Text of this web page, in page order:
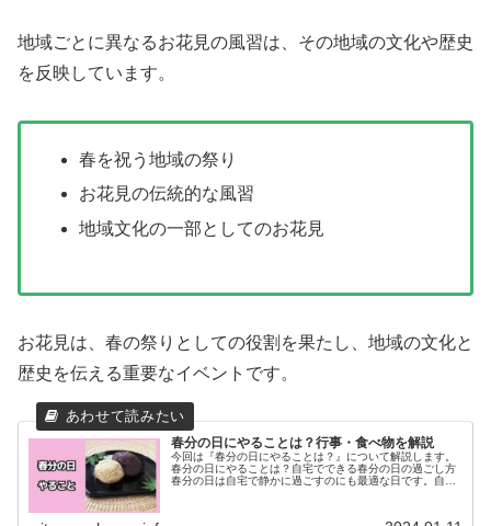
地域ごとに異なるお花見の風習は、その地域の文化や歴史
を反映しています。
春を祝う地域の祭り
お花見の伝統的な風習
地域文化の一部としてのお花見
お花見は、春の祭りとしての役割を果たし、地域の文化と
歴史を伝える重要なイベントです。
春分の日にやることは？行事・食べ物を解説
今回は『春分の日にやることは？』について解説します。
春分の日にやることは？自宅でできる春分の日の過ごし方
春分の日は自宅で静かに過ごすのにも最適な日です。自宅